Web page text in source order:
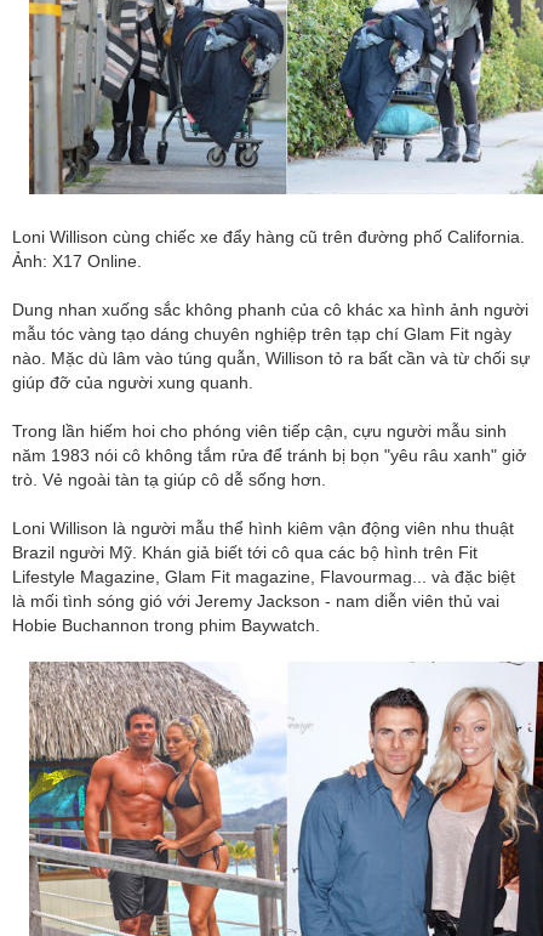
Loni Willison cùng chiếc xe đẩy hàng cũ trên đường phố California.
Ảnh: X17 Online.
Dung nhan xuống sắc không phanh của cô khác xa hình ảnh người
mẫu tóc vàng tạo dáng chuyên nghiệp trên tạp chí Glam Fit ngày
nào. Mặc dù lâm vào túng quẫn, Willison tỏ ra bất cần và từ chối sự
giúp đỡ của người xung quanh.
Trong lần hiếm hoi cho phóng viên tiếp cận, cựu người mẫu sinh
năm 1983 nói cô không tắm rửa để tránh bị bọn "yêu râu xanh" giở
trò. Vẻ ngoài tàn tạ giúp cô dễ sống hơn.
Loni Willison là người mẫu thể hình kiêm vận động viên nhu thuật
Brazil người Mỹ. Khán giả biết tới cô qua các bộ hình trên Fit
Lifestyle Magazine, Glam Fit magazine, Flavourmag... và đặc biệt
là mối tình sóng gió với Jeremy Jackson - nam diễn viên thủ vai
Hobie Buchannon trong phim Baywatch.